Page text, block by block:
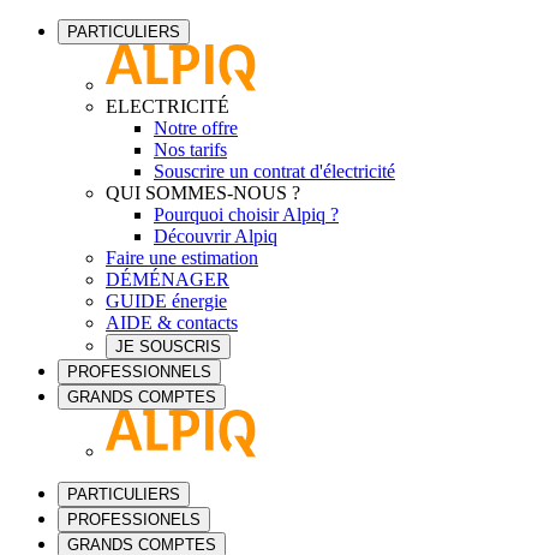
PARTICULIERS
ELECTRICITÉ
Notre offre
Nos tarifs
Souscrire un contrat d'électricité
QUI SOMMES-NOUS ?
Pourquoi choisir Alpiq ?
Découvrir Alpiq
Faire une estimation
DÉMÉNAGER
GUIDE énergie
AIDE & contacts
JE SOUSCRIS
PROFESSIONNELS
GRANDS COMPTES
PARTICULIERS
PROFESSIONELS
GRANDS COMPTES